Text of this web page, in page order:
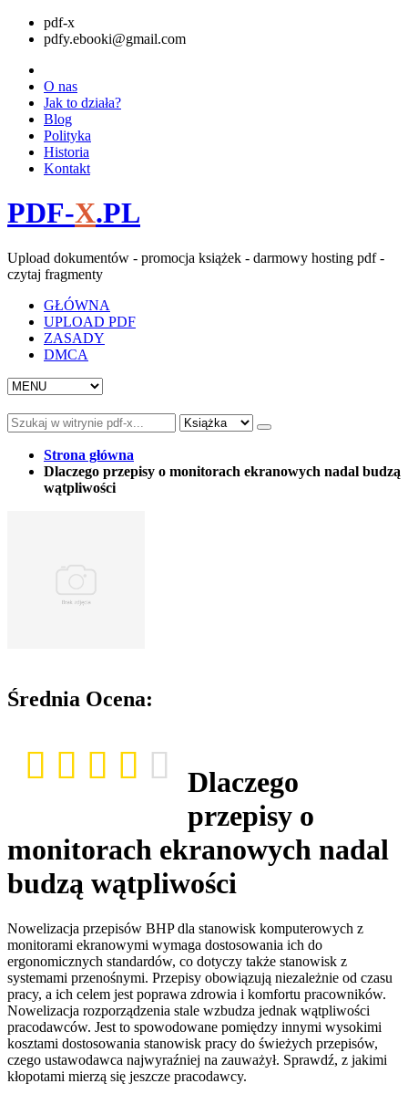
pdf-x
pdfy.ebooki@gmail.com
O nas
Jak to działa?
Blog
Polityka
Historia
Kontakt
PDF-X.PL
Upload dokumentów - promocja książek - darmowy hosting pdf -
czytaj fragmenty
GŁÓWNA
UPLOAD PDF
ZASADY
DMCA
Strona główna
Dlaczego przepisy o monitorach ekranowych nadal budzą
wątpliwości
Średnia Ocena:
Dlaczego
przepisy o
monitorach ekranowych nadal
budzą wątpliwości
Nowelizacja przepisów BHP dla stanowisk komputerowych z
monitorami ekranowymi wymaga dostosowania ich do
ergonomicznych standardów, co dotyczy także stanowisk z
systemami przenośnymi. Przepisy obowiązują niezależnie od czasu
pracy, a ich celem jest poprawa zdrowia i komfortu pracowników.
Nowelizacja rozporządzenia stale wzbudza jednak wątpliwości
pracodawców. Jest to spowodowane pomiędzy innymi wysokimi
kosztami dostosowania stanowisk pracy do świeżych przepisów,
czego ustawodawca najwyraźniej na zauważył. Sprawdź, z jakimi
kłopotami mierzą się jeszcze pracodawcy.